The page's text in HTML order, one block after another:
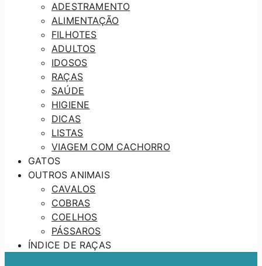
ADESTRAMENTO
ALIMENTAÇÃO
FILHOTES
ADULTOS
IDOSOS
RAÇAS
SAÚDE
HIGIENE
DICAS
LISTAS
VIAGEM COM CACHORRO
GATOS
OUTROS ANIMAIS
CAVALOS
COBRAS
COELHOS
PÁSSAROS
ÍNDICE DE RAÇAS